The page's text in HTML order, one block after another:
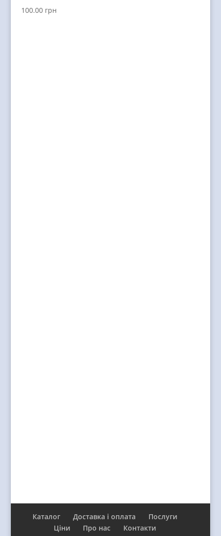
100.00 грн
Каталог Доставка і оплата
Послуги
Ціни
Про нас Контакти